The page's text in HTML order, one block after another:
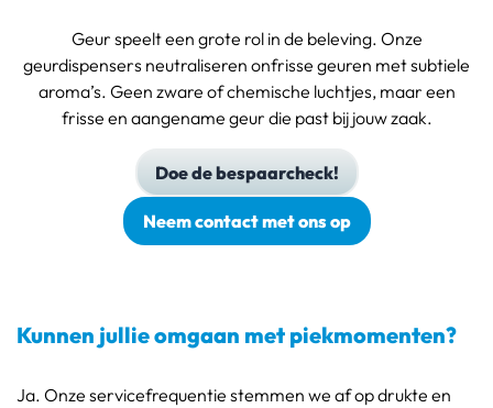
Geur speelt een grote rol in de beleving. Onze
geurdispensers neutraliseren onfrisse geuren met subtiele
aroma’s. Geen zware of chemische luchtjes, maar een
frisse en aangename geur die past bij jouw zaak.
Doe de bespaarcheck!
Neem contact met ons op
Kunnen jullie omgaan met piekmomenten?
Ja. Onze servicefrequentie stemmen we af op drukte en